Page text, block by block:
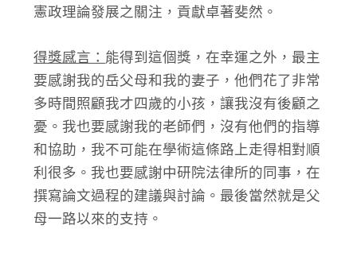
憲政理論發展之關注，貢獻卓著斐然。
得獎感言： 能得到這個獎，在幸運之外，最主
要感謝我的岳父母和我的妻子，他們花了非常
多時間照顧我才四歲的小孩，讓我沒有後顧之
憂。我也要感謝我的老師們，沒有他們的指導
和協助，我不可能在學術這條路上走得相對順
利很多。我也要感謝中研院法律所的同事，在
撰寫論文過程的建議與討論。最後當然就是父
母一路以來的支持。